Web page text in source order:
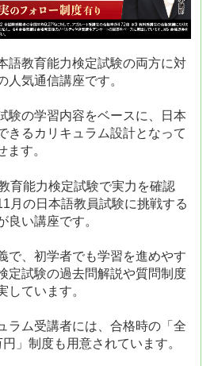
語教育能力検定試験の両方に対
人気通信講座です。
験の学習内容をベースに、日本
きるカリキュラム設計となって
ます。
育能力検定試験で実力を確認
月の日本語教員試験に挑戦する
良い講座です。
で、初学者でも学習を進めやす
定試験の過去問解説や質問制度
しています。
ラム受講者には、合格時の「全
」制度も用意されています。